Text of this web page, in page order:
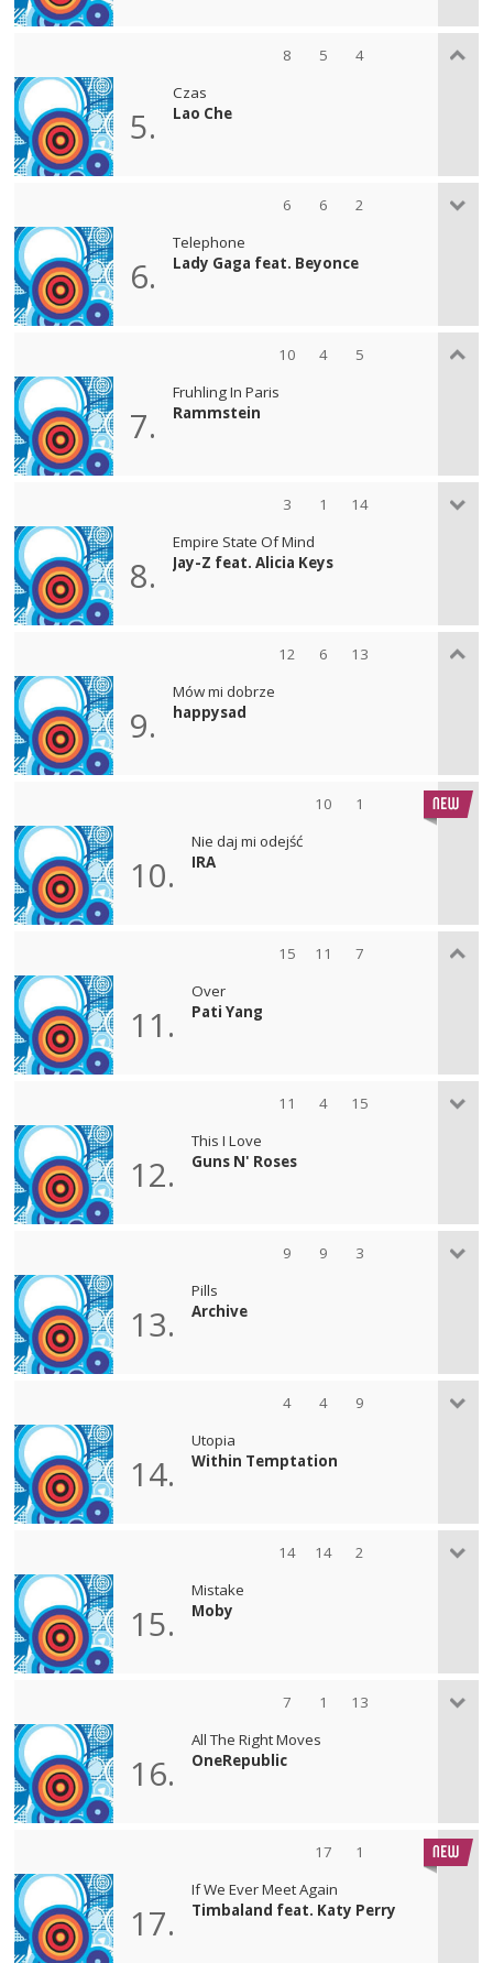
8 5 4
5.
Czas
Lao Che
6 6 2
6.
Telephone
Lady Gaga feat. Beyonce
10 4 5
7.
Fruhling In Paris
Rammstein
3 1 14
8.
Empire State Of Mind
Jay-Z feat. Alicia Keys
12 6 13
9.
Mów mi dobrze
happysad
10 1
10.
Nie daj mi odejść
IRA
15 11 7
11.
Over
Pati Yang
11 4 15
12.
This I Love
Guns N' Roses
9 9 3
13.
Pills
Archive
4 4 9
14.
Utopia
Within Temptation
14 14 2
15.
Mistake
Moby
7 1 13
16.
All The Right Moves
OneRepublic
17 1
17.
If We Ever Meet Again
Timbaland feat. Katy Perry